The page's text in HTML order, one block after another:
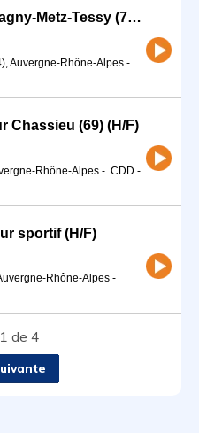
Educateur sportif sur Epagny-Metz-Tessy (74) (H/F)
Auvergne-Rhône-Alpes -
Chassieu (69) (H/F)
Rhône-Alpes - CDD -
sportif (H/F)
Rhône-Alpes -
de 4